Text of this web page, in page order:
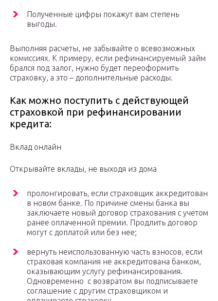
Полученные цифры покажут вам степень
выгоды.
Выполняя расчеты, не забывайте о всевозможных
комиссиях. К примеру, если рефинансируемый займ
брался под залог, нужно будет переоформить
страховку, а это – дополнительные расходы.
Как можно поступить с действующей
страховкой при рефинансировании
кредита:
Вклад онлайн
Открывайте вклады, не выходя из дома
пролонгировать, если страховщик аккредитован
в новом банке. По причине смены банка вы
заключаете новый договор страхования с учетом
ранее оплаченной премии. Продлить договор
могут с доплатой или без нее;
вернуть неиспользованную часть взносов, если
страховая компания не аккредитована банком,
оказывающим услугу рефинансирования.
Одновременно с возвратом вы подписываете
соглашение с другим страховщиком и